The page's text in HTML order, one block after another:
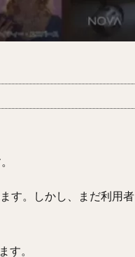
す。しかし、まだ利用者
す。